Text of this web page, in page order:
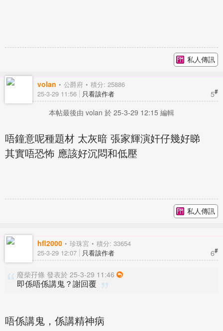
私人傳訊
volan 公爵府 積分: 25886
5#
25-3-29 11:56 只看該作者
本帖最後由 volan 於 25-3-29 12:15 編輯
唔鐘意呢種題材 太灰暗 張家輝演奸仔幾好睇
其實唔恐怖 應該好沉悶和低壓
私人傳訊
hfl2000 珍珠宮 積分: 33654
6#
25-3-29 12:07 只看該作者
廢柴孖條 發表於 25-3-29 11:46
即係唔係講鬼？謝回覆
唔係講鬼，係講精神病